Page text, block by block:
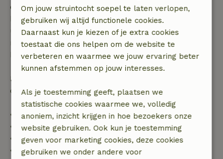
dagen voor aanvang. Bij een boeking met aanvang
binnen 28 dagen geldt gratis annuleren binnen 24
uur. Bij annulering binnen gestelde periode heb je
recht op volledige terugbetaling van het
boekingsbedrag.
Daarna krijg je een deel van de reissom en 100% van
de borg terugbetaald:
• tot 42 dagen voor aankomst: 70% terugbetaald
• 42–28 dagen voor aankomst: 40% terugbetaald
• 28 dagen tot de aankomstdag: 10% terugbetaald
• op de aankomstdag of later: geen terugbetaling
Om jouw struintocht soepel te laten verlopen,
gebruiken wij altijd functionele cookies.
Daarnaast kun je kiezen of je extra cookies
toestaat die ons helpen om de website te
verbeteren en waarmee we jouw ervaring beter
kunnen afstemmen op jouw interesses.
Als je toestemming geeft, plaatsen we
statistische cookies waarmee we, volledig
anoniem, inzicht krijgen in hoe bezoekers onze
website gebruiken. Ook kun je toestemming
geven voor marketing cookies, deze cookies
gebruiken we onder andere voor